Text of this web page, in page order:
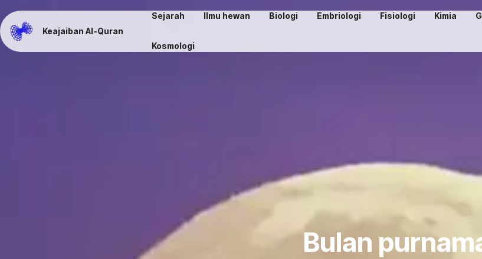
Keajaiban Al-Quran
Sejarah Ilmu hewan Biologi Embriologi Fisiologi Kimia
Kosmologi
Bulan